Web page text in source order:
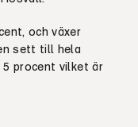
och växer
sett till hela
procent vilket är